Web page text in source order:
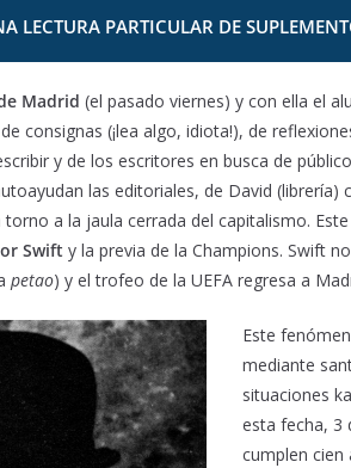
LECTURA PARTICULAR DE
Madrid (el pasado viernes) y con ella el
consignas (¡lea algo, idiota!), de
y de los escritores en busca de
las editoriales, de David (librería)
a la jaula cerrada del capitalismo.
Swift y la previa de la Champions. Swift
petao) y el trofeo de la UEFA regresa a
Este
mediante
situaciones
esta fecha, 3
cumplen cien